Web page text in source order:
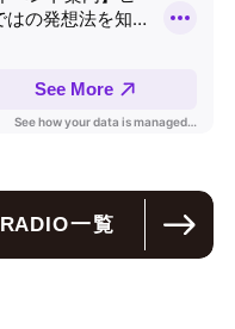
RADIO一覧